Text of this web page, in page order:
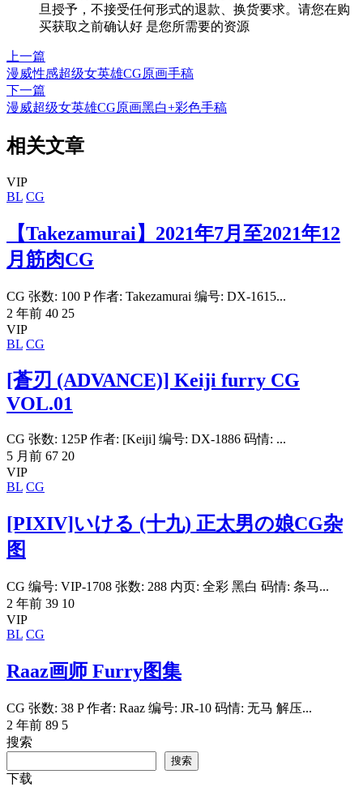
旦授予，不接受任何形式的退款、换货要求。请您在购
买获取之前确认好 是您所需要的资源
上一篇
漫威性感超级女英雄CG原画手稿
下一篇
漫威超级女英雄CG原画黑白+彩色手稿
相关文章
VIP
BL CG
【Takezamurai】2021年7月至2021年12
月筋肉CG
CG 张数: 100 P 作者: Takezamurai 编号: DX-1615...
2 年前 40 25
VIP
BL CG
[蒼刃 (ADVANCE)] Keiji furry CG
VOL.01
CG 张数: 125P 作者: [Keiji] 编号: DX-1886 码情: ...
5 月前 67 20
VIP
BL CG
[PIXIV]いける (十九) 正太男の娘CG杂
图
CG 编号: VIP-1708 张数: 288 内页: 全彩 黑白 码情: 条马...
2 年前 39 10
VIP
BL CG
Raaz画师 Furry图集
CG 张数: 38 P 作者: Raaz 编号: JR-10 码情: 无马 解压...
2 年前 89 5
搜索
搜索
下载